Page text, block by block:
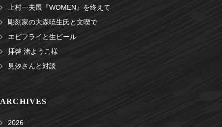
上村一夫展『WOMEN』を終えて
彫刻家の大森暁生氏と文喫で
エビフライと生ビール
拝啓 渚ようこ様
見汐さんと対談
ARCHIVES
2026